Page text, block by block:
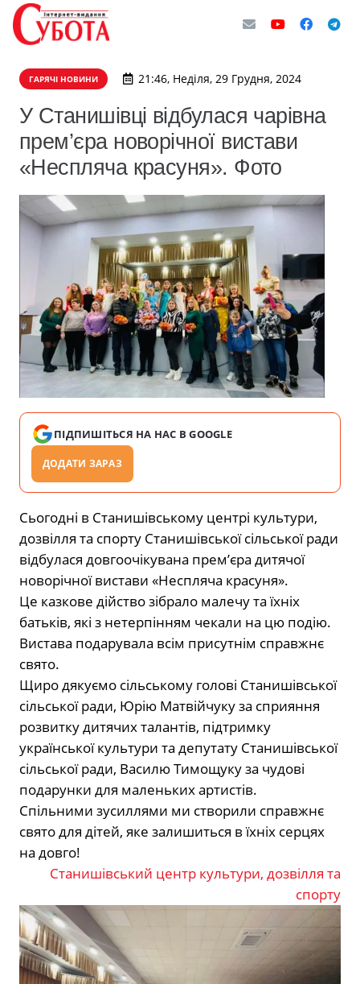
ГАРЯЧІ НОВИНИ 21:46, Неділя, 29 Грудня, 2024
У Станишівці відбулася чарівна
прем’єра новорічної вистави
«Неспляча красуня». Фото
ПІДПИШІТЬСЯ НА НАС В GOOGLE
ДОДАТИ ЗАРАЗ
Сьогодні в Станишівському центрі культури,
дозвілля та спорту Станишівської сільської ради
відбулася довгоочікувана прем’єра дитячої
новорічної вистави «Неспляча красуня».
Це казкове дійство зібрало малечу та їхніх
батьків, які з нетерпінням чекали на цю подію.
Вистава подарувала всім присутнім справжнє
свято.
Щиро дякуємо сільському голові Станишівської
сільської ради, Юрію Матвійчуку за сприяння
розвитку дитячих талантів, підтримку
української культури та депутату Станишівської
сільської ради, Василю Тимощуку за чудові
подарунки для маленьких артистів.
Спільними зусиллями ми створили справжнє
свято для дітей, яке залишиться в їхніх серцях
на довго!
Станишівський центр культури, дозвілля та
спорту